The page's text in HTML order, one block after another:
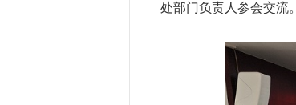
处部门负责人参会交流。